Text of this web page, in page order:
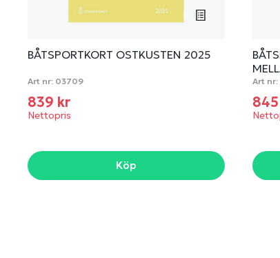
BÅTSPORTKORT OSTKUSTEN 2025
Art nr: 03709
839 kr
Nettopris
Köp
Art nr: